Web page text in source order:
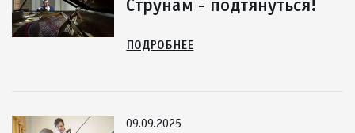
Струнам - подтянуться!
ПОДРОБНЕЕ
09.09.2025